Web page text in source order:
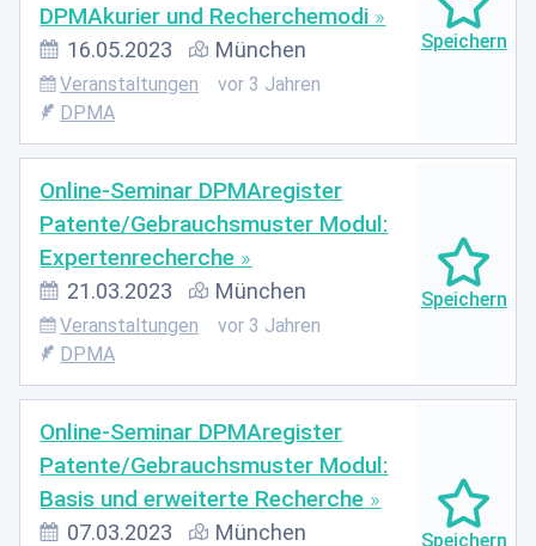
DPMAkurier und Recherchemodi
16.05.2023 München
Veranstaltungen
vor 3 Jahren
DPMA
Online-Seminar DPMAregister
Patente/Gebrauchsmuster Modul:
Expertenrecherche
21.03.2023 München
Veranstaltungen
vor 3 Jahren
DPMA
Online-Seminar DPMAregister
Patente/Gebrauchsmuster Modul:
Basis und erweiterte Recherche
07.03.2023 München